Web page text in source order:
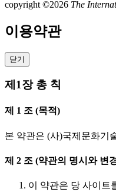
copyright ©2026 The
이용약관
닫기
제1장 총 칙
제 1 조 (목적)
본 약관은 (사)국제문화기
제 2 조 (약관의 명시와 변
이 약관은 당 사이트